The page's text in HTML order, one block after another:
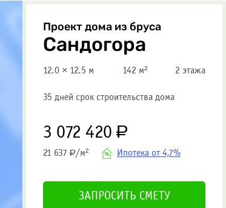
Проект дома из бруса
Сандогора
12.0 × 12.5 м 142 м² 2 этажа
35 дней срок строительства дома
3 072 420 Р
21 637 Р/м² Ипотека от 4,7%
ЗАПРОСИТЬ СМЕТУ